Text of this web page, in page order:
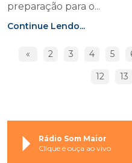
preparação para o...
Continue Lendo...
« 2 3 4 5
12 13
Rádio Som Maior
Clique e ouça ao vivo